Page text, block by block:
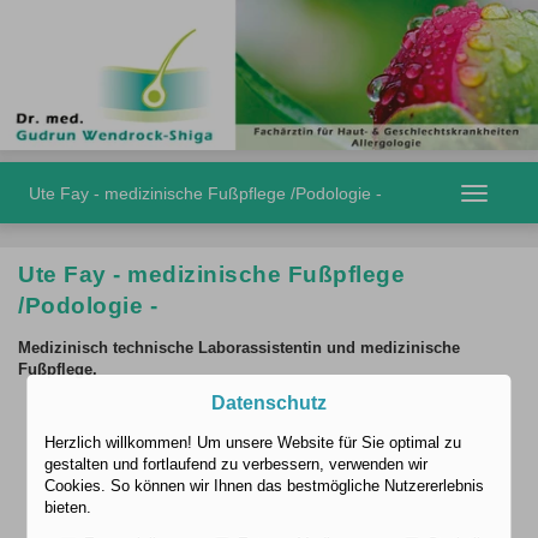
Ute Fay - medizinische Fußpflege /Podologie -
Toggle
Ute Fay - medizinische Fußpflege
/Podologie -
Medizinisch technische Laborassistentin und medizinische
Fußpflege.
Datenschutz
Herzlich willkommen! Um unsere Website für Sie optimal zu
gestalten und fortlaufend zu verbessern, verwenden wir
Cookies. So können wir Ihnen das bestmögliche Nutzererlebnis
bieten.